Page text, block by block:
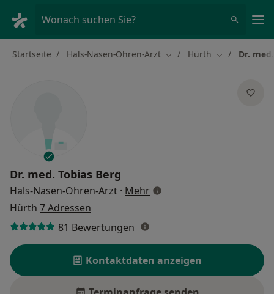
Wonach suchen Sie?
Startseite Hals-Nasen-Ohren-Arzt Stadt ändern
Hürth Stadt ändern
Dr.
Dr. med. Tobias Berg
Hals-Nasen-Ohren-Arzt · Mehrüber Spezialisierungen
Hürth 7 Adressen
81 Bewertungen
Kontaktdaten anzeigen